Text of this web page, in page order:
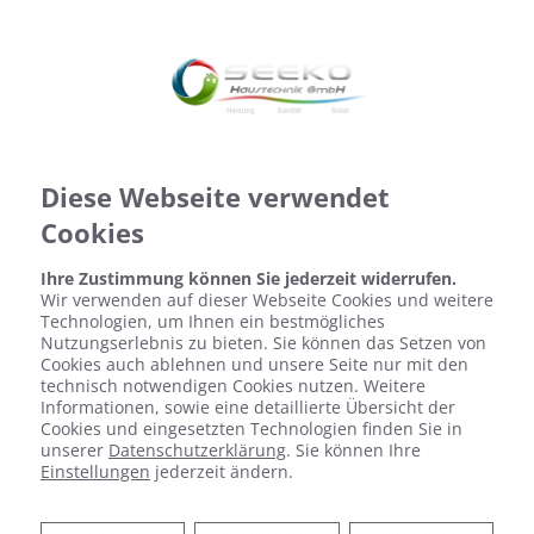
Diese Webseite verwendet
Cookies
Ihre Zustimmung können Sie jederzeit widerrufen.
Wir verwenden auf dieser Webseite Cookies und weitere
Technologien, um Ihnen ein bestmögliches
Nutzungserlebnis zu bieten. Sie können das Setzen von
Cookies auch ablehnen und unsere Seite nur mit den
technisch notwendigen Cookies nutzen. Weitere
Informationen, sowie eine detaillierte Übersicht der
Cookies und eingesetzten Technologien finden Sie in
unserer Datenschutzerklärung. Sie können Ihre
Einstellungen jederzeit ändern.